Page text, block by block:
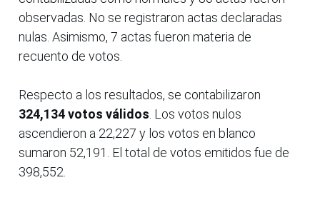
observadas. No se registraron actas declaradas
nulas. Asimismo, 7 actas fueron materia de
recuento de votos.
Respecto a los resultados, se contabilizaron
324,134 votos válidos . Los votos nulos
ascendieron a 22,227 y los votos en blanco
sumaron 52,191. El total de votos emitidos fue de
398,552.